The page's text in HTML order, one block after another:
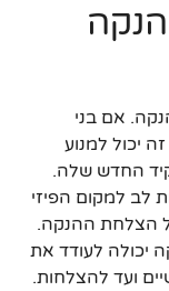
אם בני
יכול למנוע
החדש שלה.
לב למקום הפיזי
הצלחת ההנקה.
יכולה לעודד את
ועד להצלחות.